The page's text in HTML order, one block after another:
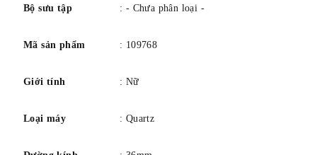
Bộ sưu tập : - Chưa phân loại -
Mã sản phẩm : 109768
Giới tính : Nữ
Loại máy : Quartz